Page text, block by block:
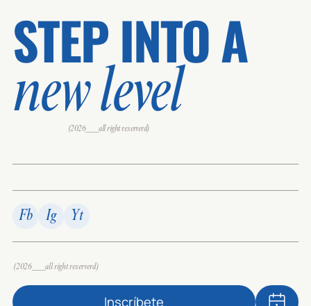
Inscríbete
STEP INTO A
new level
(2026___all right reserverd)
Fb Ig Yt
(2026___all right reserverd)